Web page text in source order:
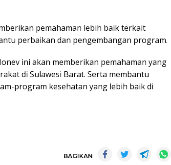
pemahaman lebih baik terkait
perbaikan dan pengembangan program.
ini akan memberikan pemahaman yang
di Sulawesi Barat. Serta membantu
program kesehatan yang lebih baik di
BAGIKAN